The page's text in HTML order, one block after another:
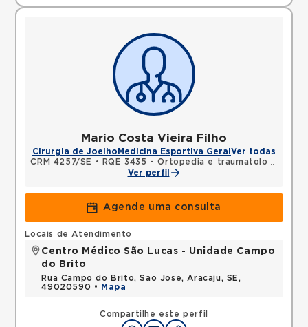
Mario Costa Vieira Filho
Cirurgia de Joelho Medicina Esportiva Geral Ver todas
CRM 4257/SE
• RQE 3435 - Ortopedia e traumatologia
Ver perfil
Agende uma consulta
Compartilhe este perfil
Locais de Atendimento
Centro Médico São Lucas - Unidade Campo
do Brito
Rua Campo do Brito, Sao Jose, Aracaju, SE,
49020590 •
Mapa